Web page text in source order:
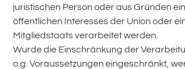
juristischen Person oder aus Gründen
öffentlichen Interesses der Union oder
Mitgliedstaats verarbeitet werden.
Wurde die Einschränkung der
o.g. Voraussetzungen eingeschränkt,